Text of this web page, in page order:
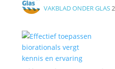
VAKBLAD ONDER GLAS